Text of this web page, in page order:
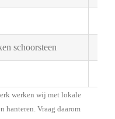
schoorsteen
werken wij met lokale
hanteren. Vraag daarom